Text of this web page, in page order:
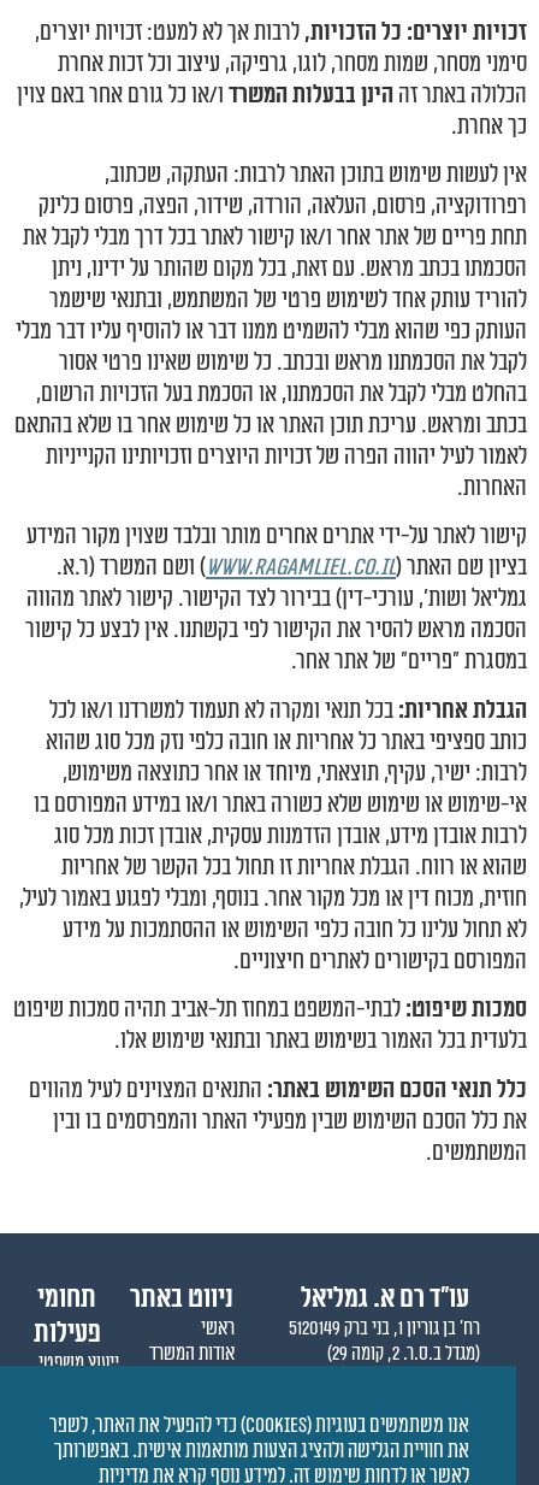
זכויות יוצרים: כל הזכויות, לרבות אך לא למעט: זכויות יוצרים,
סימני מסחר, שמות מסחר, לוגו, גרפיקה, עיצוב וכל זכות אחרת
הכלולה באתר זה הינן בבעלות המשרד ו/או כל גורם אחר באם צוין
כך אחרת.
אין לעשות שימוש בתוכן האתר לרבות: העתקה, שכתוב,
רפרודוקציה, פרסום, העלאה, הורדה, שידור, הפצה, פרסום כלינק
תחת פריים של אתר אחר ו/או קישור לאתר בכל דרך מבלי לקבל את
הסכמתו בכתב מראש. עם זאת, בכל מקום שהותר על ידינו, ניתן
להוריד עותק אחד לשימוש פרטי של המשתמש, ובתנאי שישמר
העותק כפי שהוא מבלי להשמיט ממנו דבר או להוסיף עליו דבר מבלי
לקבל את הסכמתנו מראש ובכתב. כל שימוש שאינו פרטי אסור
בהחלט מבלי לקבל את הסכמתנו, או הסכמת בעל הזכויות הרשום,
בכתב ומראש. עריכת תוכן האתר או כל שימוש אחר בו שלא בהתאם
לאמור לעיל יהווה הפרה של זכויות היוצרים וזכויותינו הקנייניות
האחרות.
קישור לאתר על-ידי אתרים אחרים מותר ובלבד שצוין מקור המידע
בציון שם האתר (www.ragamliel.co.il) ושם המשרד (ר.א.
גמליאל ושות', עורכי-דין) בבירור לצד הקישור. קישור לאתר מהווה
הסכמה מראש להסיר את הקישור לפי בקשתנו. אין לבצע כל קישור
במסגרת "פריים" של אתר אחר.
הגבלת אחריות: בכל תנאי ומקרה לא תעמוד למשרדנו ו/או לכל
כותב ספציפי באתר כל אחריות או חובה כלפי נזק מכל סוג שהוא
לרבות: ישיר, עקיף, תוצאתי, מיוחד או אחר כתוצאה משימוש,
אי-שימוש או שימוש שלא כשורה באתר ו/או במידע המפורסם בו
לרבות אובדן מידע, אובדן הזדמנות עסקית, אובדן זכות מכל סוג
שהוא או רווח. הגבלת אחריות זו תחול בכל הקשר של אחריות
חוזית, מכוח דין או מכל מקור אחר. בנוסף, ומבלי לפגוע באמור לעיל,
לא תחול עלינו כל חובה כלפי השימוש או ההסתמכות על מידע
המפורסם בקישורים לאתרים חיצוניים.
סמכות שיפוט: לבתי-המשפט במחוז תל-אביב תהיה סמכות שיפוט
בלעדית בכל האמור בשימוש באתר ובתנאי שימוש אלו.
כלל תנאי הסכם השימוש באתר: התנאים המצוינים לעיל מהווים
את כלל הסכם השימוש שבין מפעילי האתר והמפרסמים בו ובין
המשתמשים.
עו״ד רם א. גמליאל
רח' בן גוריון 1, בני ברק 5120149
(מגדל ב.ס.ר. 2, קומה 29)
ניווט באתר
ראשי
אודות המשרד
תחומי
פעילות
ייעוץ משפטי
סנדאות והרצאות
הגלישה והשימוש באתר מותנים בתקנון האתר ותנאי שימוש
המפורסמים כאן.
אנו משתמשים בעוגיות (Cookies) כדי להפעיל את האתר, לשפר
את חוויית הגלישה ולהציג הצעות מותאמות אישית. באפשרותך
לאשר או לדחות שימוש זה. למידע נוסף קרא את מדיניות